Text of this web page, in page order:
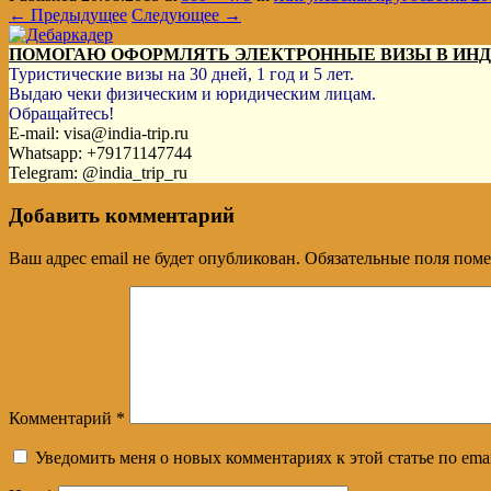
← Предыдущее Следующее →
ПОМОГАЮ ОФОРМЛЯТЬ ЭЛЕКТРОННЫЕ ВИЗЫ В
Туристические визы на 30 дней, 1 год и 5 лет.
Выдаю чеки физическим и юридическим лицам.
Обращайтесь!
E-mail: visa@india-trip.ru
Whatsapp: +79171147744
Telegram: @india_trip_ru
Добавить комментарий
Ваш адрес email не будет опубликован. Обязательные поля
Комментарий *
Уведомить меня о новых комментариях к этой статье по